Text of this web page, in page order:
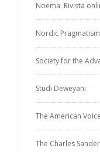
Noema. Rivista
Nordic
Society for the
Studi Deweyani
The American
The Charles